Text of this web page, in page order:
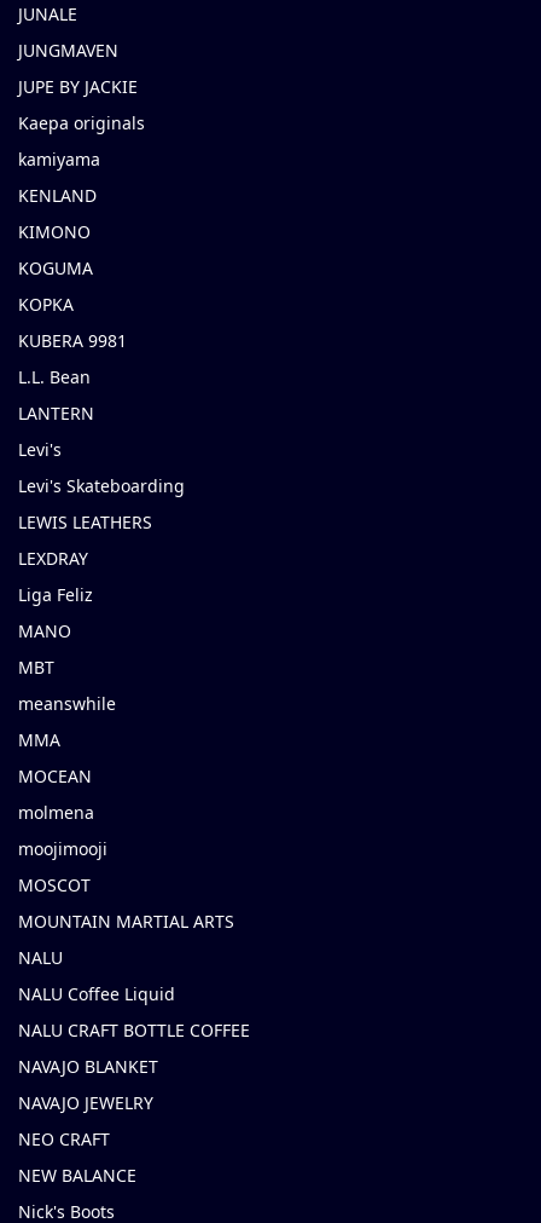
JUNALE
JUNGMAVEN
JUPE BY JACKIE
Kaepa originals
kamiyama
KENLAND
KIMONO
KOGUMA
KOPKA
KUBERA 9981
L.L. Bean
LANTERN
Levi's
Levi's Skateboarding
LEWIS LEATHERS
LEXDRAY
Liga Feliz
MANO
MBT
meanswhile
MMA
MOCEAN
molmena
moojimooji
MOSCOT
MOUNTAIN MARTIAL ARTS
NALU
NALU Coffee Liquid
NALU CRAFT BOTTLE COFFEE
NAVAJO BLANKET
NAVAJO JEWELRY
NEO CRAFT
NEW BALANCE
Nick's Boots